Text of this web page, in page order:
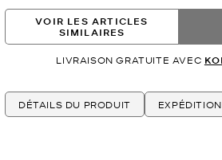
VOIR LES ARTICLES
SIMILAIRES
LIVRAISON GRATUITE AVEC
DÉTAILS DU PRODUIT